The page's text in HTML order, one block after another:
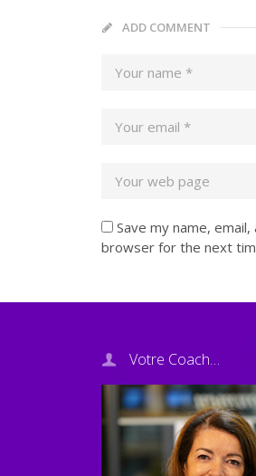
ADD COMMENT
Save my name,
browser for the next
Votre Coach…